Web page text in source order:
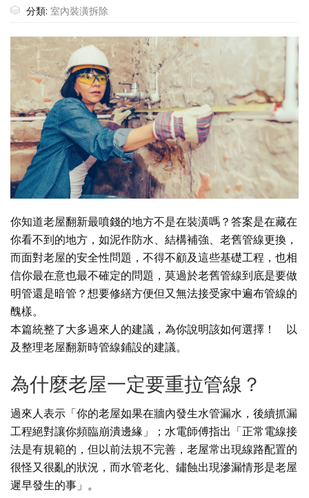
分類: 室內裝潢拆除
你知道老屋翻新最噴錢的地方不是在裝潢嗎？答案是在藏在
你看不到的地方，如泥作防水、結構補強、老舊管線更換，
而面對老屋的安全性問題，不得不顧及這些基礎工程，也相
信你最在意也最不確定的問題，莫過於老舊管線到底是要做
明管還是暗管？想要修繕方便但又無法接受家中遍布管線的
醜樣。
本篇統整了大多過來人的建議，為你說明該如何選擇！ 以
及整理老屋翻新時管線鋪設的建議。
為什麼老屋一定要重拉管線？
過來人表示「你的老屋如果在牆內發生水管漏水，後續抓漏
工程絕對讓你頻臨崩潰邊緣」；水電師傅指出「正常電線接
法是有規範的，但以前法規不完善，老屋常出現線路配置的
很怪又很亂的狀況，而水管老化、鏽蝕出現滲漏情形是老屋
遲早發生的事」。